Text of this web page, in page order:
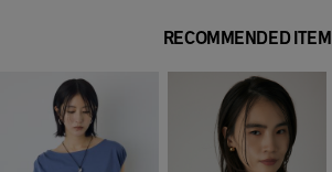
RECOMMENDED ITEM